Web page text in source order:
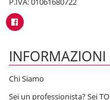
INFORMAZIONI
Chi Siamo
Sei un professionista? Sei